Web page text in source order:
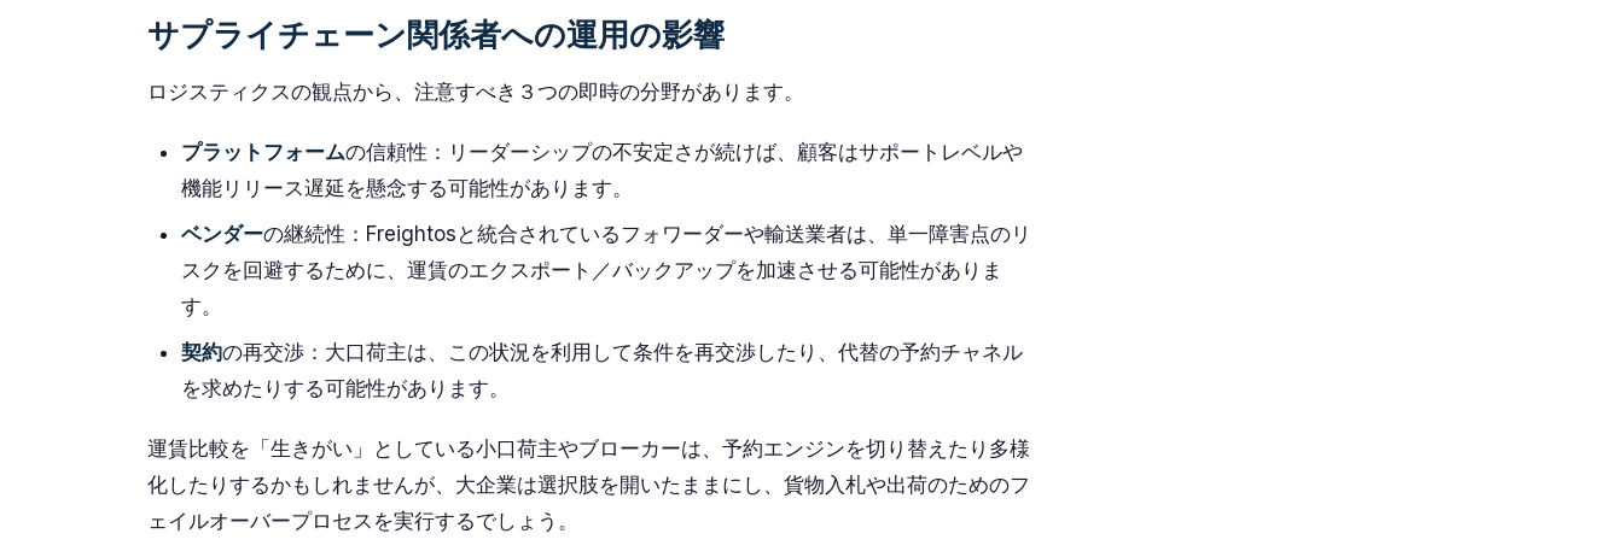
サプライチェーン関係者への運用の影響
ロジスティクスの観点から、注意すべき３つの即時の分野があります。
プラットフォームの信頼性：リーダーシップの不安定さが続けば、顧客はサポートレベルや
機能リリース遅延を懸念する可能性があります。
ベンダーの継続性：Freightosと統合されているフォワーダーや輸送業者は、単一障害点のリ
スクを回避するために、運賃のエクスポート／バックアップを加速させる可能性がありま
す。
契約の再交渉：大口荷主は、この状況を利用して条件を再交渉したり、代替の予約チャネル
を求めたりする可能性があります。
運賃比較を「生きがい」としている小口荷主やブローカーは、予約エンジンを切り替えたり多様
化したりするかもしれませんが、大企業は選択肢を開いたままにし、貨物入札や出荷のためのフ
ェイルオーバープロセスを実行するでしょう。